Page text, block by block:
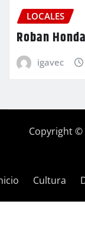
LOCALES
Roban
igavec
Copyright ©
Cultura